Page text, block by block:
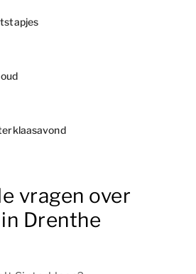
vragen over
Drenthe